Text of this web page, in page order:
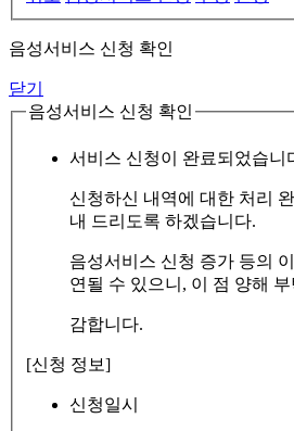
음성서비스 신청 확인
닫기
음성서비스 신청 확인
서비스 신청이 완료되었습니
신청하신 내역에 대한 처리
내 드리도록 하겠습니다.
음성서비스 신청 증가 등의
연될 수 있으니, 이 점 양해
감합니다.
[신청 정보]
신청일시